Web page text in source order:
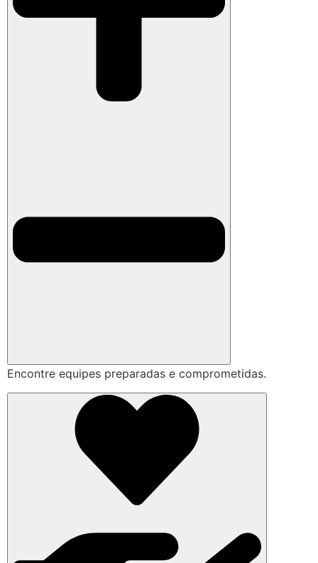
Encontre equipes preparadas e comprometidas.